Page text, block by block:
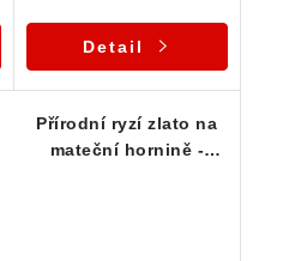
Detail
Přírodní ryzí zlato na
mateční hornině -